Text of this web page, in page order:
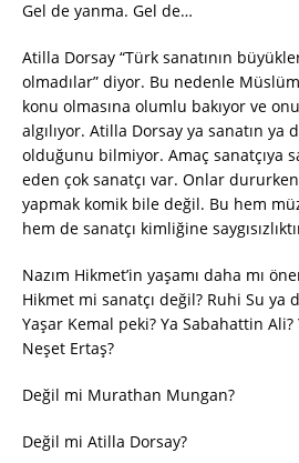
Gel de yanma. Gel de…
Atilla Dorsay “Türk sanatının
olmadılar” diyor. Bu nedenle
konu olmasına olumlu bakıyor ve
algılıyor. Atilla Dorsay ya sanatın ya
olduğunu bilmiyor. Amaç sanatçıya
eden çok sanatçı var. Onlar
yapmak komik bile değil. Bu hem
hem de sanatçı kimliğine
Nazım Hikmet’in yaşamı daha mı
Hikmet mi sanatçı değil? Ruhi Su ya
Yaşar Kemal peki? Ya Sabahattin Ali?
Neşet Ertaş?
Değil mi Murathan Mungan?
Değil mi Atilla Dorsay?